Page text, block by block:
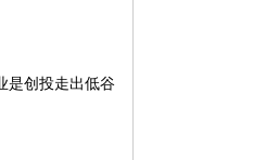
创投走出低谷的希望